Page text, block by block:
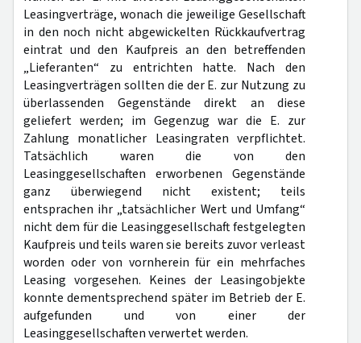
Leasingverträge, wonach die jeweilige Gesellschaft
in den noch nicht abgewickelten Rückkaufvertrag
eintrat und den Kaufpreis an den betreffenden
„Lieferanten“ zu entrichten hatte. Nach den
Leasingverträgen sollten die der E. zur Nutzung zu
überlassenden Gegenstände direkt an diese
geliefert werden; im Gegenzug war die E. zur
Zahlung monatlicher Leasingraten verpflichtet.
Tatsächlich waren die von den
Leasinggesellschaften erworbenen Gegenstände
ganz überwiegend nicht existent; teils
entsprachen ihr „tatsächlicher Wert und Umfang“
nicht dem für die Leasinggesellschaft festgelegten
Kaufpreis und teils waren sie bereits zuvor verleast
worden oder von vornherein für ein mehrfaches
Leasing vorgesehen. Keines der Leasingobjekte
konnte dementsprechend später im Betrieb der E.
aufgefunden und von einer der
Leasinggesellschaften verwertet werden.